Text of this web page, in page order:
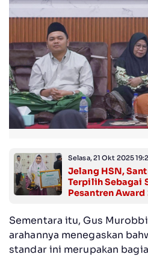
Selasa, 21 Okt 2025
Jelang HSN,
Terpilih Sebagai
Pesantren Award
Sementara itu, Gus
arahannya menegaskan
standar ini merupakan